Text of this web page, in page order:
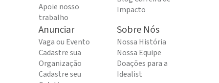
Apoie nosso
trabalho
Impacto
Anunciar
Vaga ou Evento
Cadastre sua
Organização
Cadastre seu
Sobre Nós
Nossa História
Nossa Equipe
Doações para a
Idealist